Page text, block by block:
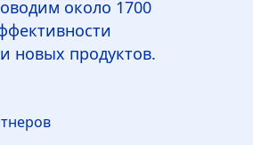
около 1700
новых продуктов.